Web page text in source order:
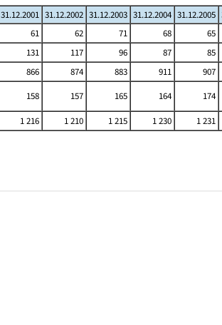
31.12.2001 31.12.2002 31.12.2003 31.12.2004 31.12.2005
61 62 71 68
65
131 117 96 87
85
866 874 883 911
907
158 157 165 164
174
1 216 1 210 1 215 1 230 1 231